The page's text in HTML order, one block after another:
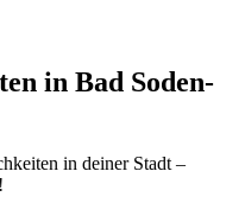
in Bad Soden-
in deiner Stadt –